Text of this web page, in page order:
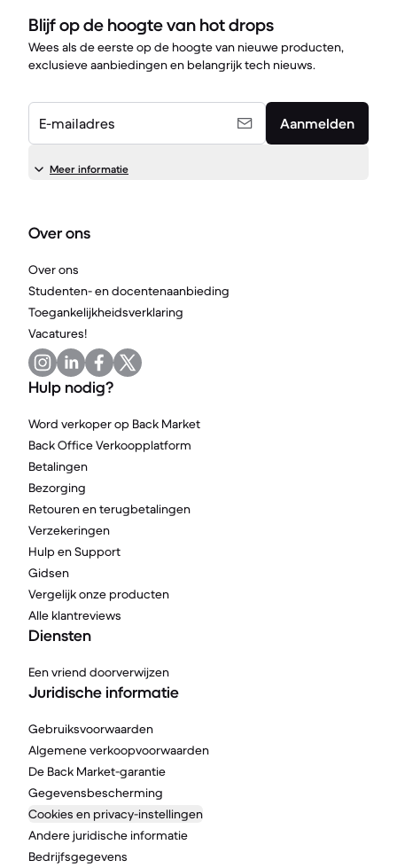
Blijf op de hoogte van hot drops
Wees als de eerste op de hoogte van nieuwe producten,
exclusieve aanbiedingen en belangrijk tech nieuws.
E-mailadres Aanmelden
Meer informatie
Over ons
Over ons
Studenten- en docentenaanbieding
Toegankelijkheidsverklaring
Vacatures!
Hulp nodig?
Word verkoper op Back Market
Back Office Verkoopplatform
Betalingen
Bezorging
Retouren en terugbetalingen
Verzekeringen
Hulp en Support
Gidsen
Vergelijk onze producten
Alle klantreviews
Diensten
Een vriend doorverwijzen
Juridische informatie
Gebruiksvoorwaarden
Algemene verkoopvoorwaarden
De Back Market-garantie
Gegevensbescherming
Cookies en privacy-instellingen
Andere juridische informatie
Bedrijfsgegevens